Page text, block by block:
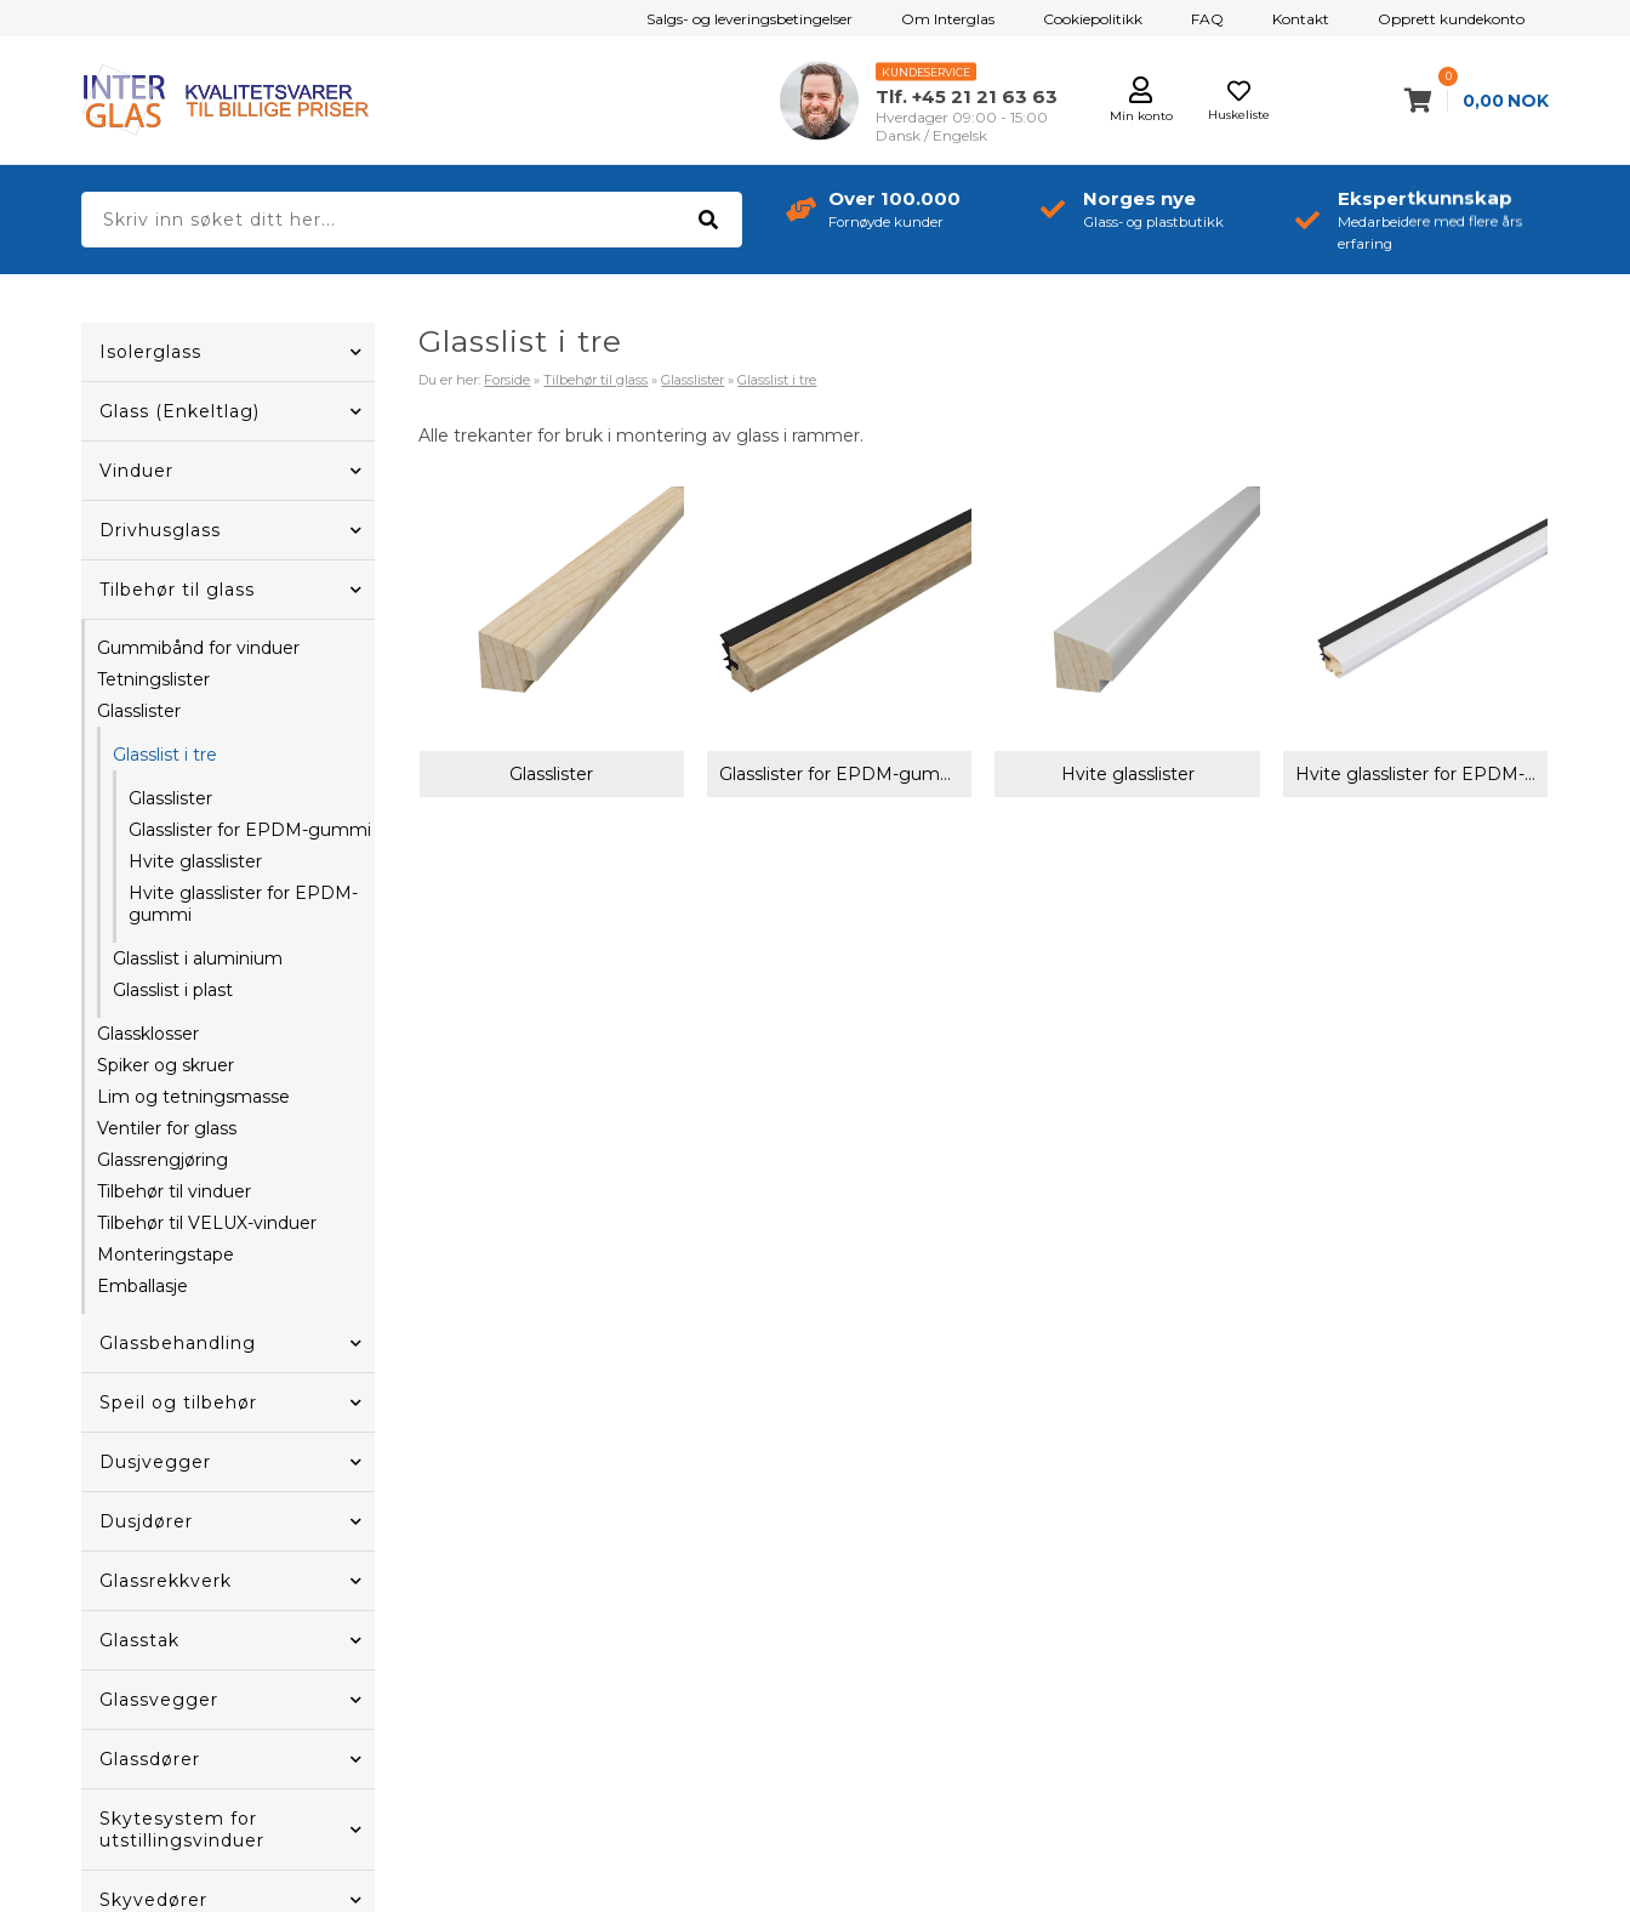
Salgs- og leveringsbetingelser Om Interglas Cookiepolitikk FAQ Kontakt Opprett kundekonto
Huskeliste
Min konto
KUNDESERVICE
Tlf. +45 21 21 63 63
Hverdager 09:00 - 15:00
Dansk / Engelsk
0
0,00 NOK
Over 100.000
Fornøyde kunder
Norges nye
Glass- og plastbutikk
Ekspertkunnskap
Medarbeidere med flere års
erfaring
Isolerglass
Glass (Enkeltlag)
Vinduer
Drivhusglass
Tilbehør til glass
Gummibånd for vinduer
Tetningslister
Glasslister
Glasslist i tre
Glasslister
Glasslister for EPDM-gummi
Hvite glasslister
Hvite glasslister for EPDM-
gummi
Glasslist i aluminium
Glasslist i plast
Glassklosser
Spiker og skruer
Lim og tetningsmasse
Ventiler for glass
Glassrengjøring
Tilbehør til vinduer
Tilbehør til VELUX-vinduer
Monteringstape
Emballasje
Glassbehandling
Speil og tilbehør
Dusjvegger
Dusjdører
Glassrekkverk
Glasstak
Glassvegger
Glassdører
Skytesystem for
utstillingsvinduer
Skyvedører
Glasslist i tre
Du er her: Forside »Tilbehør til glass »Glasslister »Glasslist i tre
Alle trekanter for bruk i montering av glass i rammer.
Glasslister Glasslister for EPDM-gummi Hvite glasslister Hvite glasslister for EPDM-gummi